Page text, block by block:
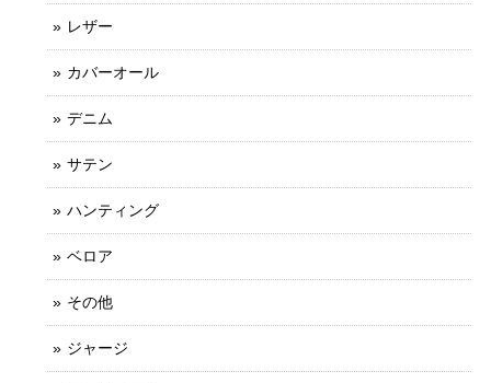
レザー
カバーオール
デニム
サテン
ハンティング
ベロア
その他
ジャージ